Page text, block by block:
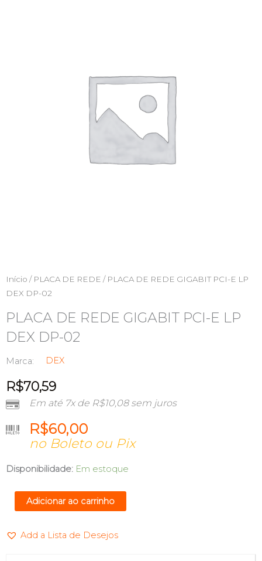
Início / PLACA DE REDE / PLACA DE REDE GIGABIT PCI-E LP
DEX DP-02
PLACA DE REDE GIGABIT PCI-E LP
DEX DP-02
Marca: DEX
R$70,59
Em até 7x de R$10,08sem juros
R$60,00
no Boleto ou Pix
Disponibilidade: Em estoque
PLACA
REDE
GIGABIT
E
Adicionar ao carrinho
Add a Lista de Desejos